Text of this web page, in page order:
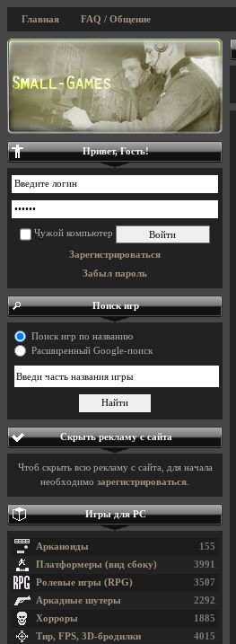
Главная FAQ / Общение
Привет, Гость!
Чужой компьютер
Зарегистрироваться
Забыл пароль
Поиск игр
Поиск игр по названию
Расширенный Google-поиск
Скрыть рекламу с сайта
Чтоб скрыть всю рекламу с сайта, для начала
необходимо зарегистрироваться
Игры для PC
155
Арканоиды
3991
Платформеры (вид сбоку)
3507
Ролевые игры (RPG)
2292
Аркадные шутеры
1885
Хорроры
4015
Тир, FPS, 3D-бродилки